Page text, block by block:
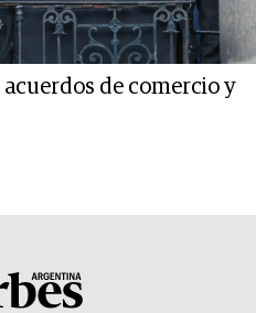
de comercio y